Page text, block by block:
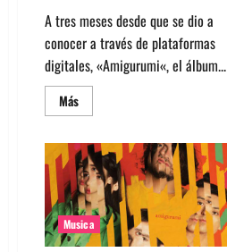
A tres meses desde que se dio a
conocer a través de plataformas
digitales, «Amigurumi«, el álbum...
MásLeer
más
Playa
Gótica
lanza
oficialmente
«Amigurumi»
en
Matucana
100
Musica